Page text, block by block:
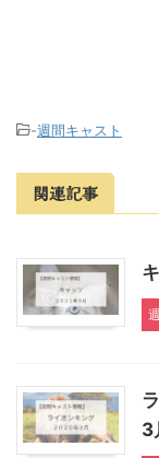
-週間キャスト
関連記事
3